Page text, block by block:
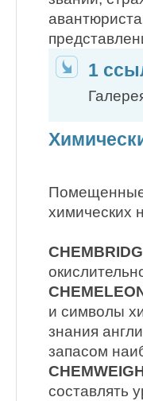
1
Помещенные
химических
и символы
знания
запасом
составлять